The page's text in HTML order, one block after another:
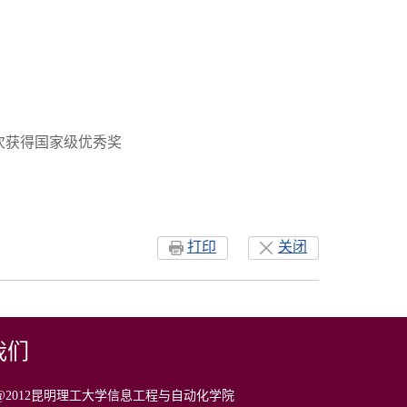
得国家级优秀奖
关闭
打印
昆明理工大学信息工程与自动化学院